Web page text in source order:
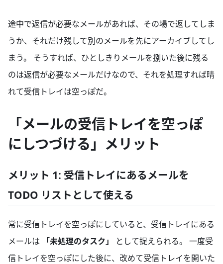
途中で返信が必要なメールがあれば、その場で返してしま
うか、それだけ残して別のメールを先にアーカイブしてし
まう。 そうすれば、ひとしきりメールを捌いた後に残る
のは返信が必要なメールだけなので、それを処理すれば晴
れて受信トレイは空っぽだ。
「メールの受信トレイを空っぽ
にしつづける」メリット
メリット 1: 受信トレイにあるメールを
TODO リストとして使える
常に受信トレイを空っぽにしていると、受信トレイにある
メールは
「未処理のタスク」
として捉えられる。 一度受
信トレイを空っぽにした後に、改めて受信トレイを開いた